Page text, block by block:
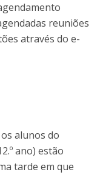
reuniões
através do e-
alunos do
ano) estão
tarde em que